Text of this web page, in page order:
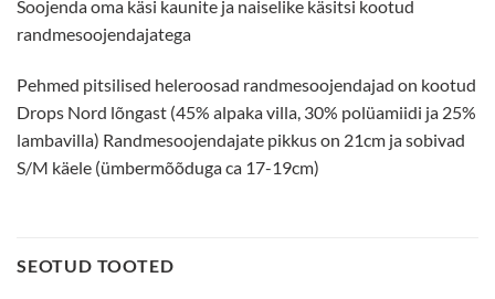
Soojenda oma käsi kaunite ja naiselike käsitsi kootud
randmesoojendajatega
Pehmed pitsilised heleroosad randmesoojendajad on kootud
Drops Nord lõngast (45% alpaka villa, 30% polüamiidi ja 25%
lambavilla) Randmesoojendajate pikkus on 21cm ja sobivad
S/M käele (ümbermõõduga ca 17-19cm)
SEOTUD TOOTED